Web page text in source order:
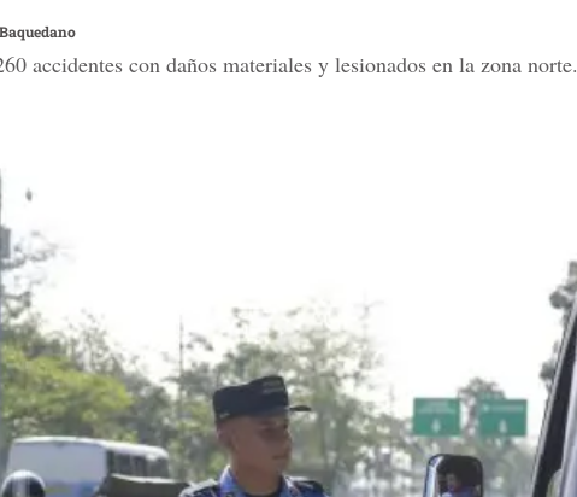
accidentes con daños materiales y lesionados en la zona norte.